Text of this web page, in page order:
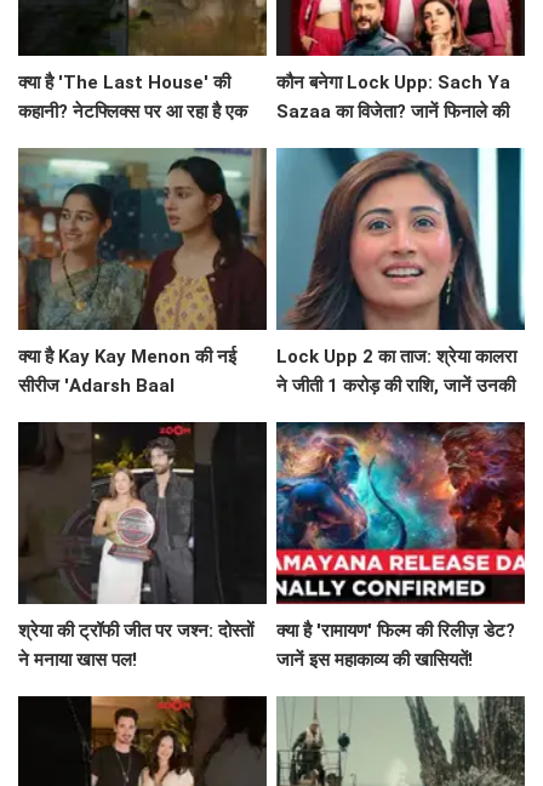
क्या है 'The Last House' की
कहानी? नेटफ्लिक्स पर आ रहा है एक
कौन बनेगा Lock Upp: Sach Ya
Sazaa का विजेता? जानें फिनाले की
क्या है Kay Kay Menon की नई
सीरीज 'Adarsh Baal
Lock Upp 2 का ताज: श्रेया कालरा
ने जीती 1 करोड़ की राशि, जानें उनकी
श्रेया की ट्रॉफी जीत पर जश्न: दोस्तों
ने मनाया खास पल!
क्या है 'रामायण' फिल्म की रिलीज़ डेट?
जानें इस महाकाव्य की खासियतें!